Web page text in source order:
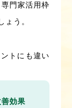
門家活用枠
ょう。
トにも違い
効果